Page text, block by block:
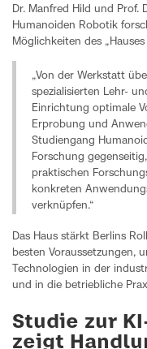
Dr. Manfred Hild und Prof.
Humanoiden Robotik
Möglichkeiten des
„Von der Werkstatt
spezialisierten Lehr-
Einrichtung optimale
Erprobung und
Studiengang
Forschung
praktischen
konkreten
verknüpfen.“
Das Haus stärkt Berlins
besten Voraussetzungen,
Technologien in der
und in die betriebliche
Studie zur
zeigt